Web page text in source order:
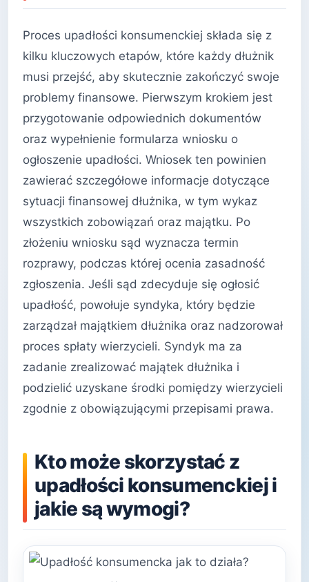
Proces upadłości konsumenckiej składa się z
kilku kluczowych etapów, które każdy dłużnik
musi przejść, aby skutecznie zakończyć swoje
problemy finansowe. Pierwszym krokiem jest
przygotowanie odpowiednich dokumentów
oraz wypełnienie formularza wniosku o
ogłoszenie upadłości. Wniosek ten powinien
zawierać szczegółowe informacje dotyczące
sytuacji finansowej dłużnika, w tym wykaz
wszystkich zobowiązań oraz majątku. Po
złożeniu wniosku sąd wyznacza termin
rozprawy, podczas której ocenia zasadność
zgłoszenia. Jeśli sąd zdecyduje się ogłosić
upadłość, powołuje syndyka, który będzie
zarządzał majątkiem dłużnika oraz nadzorował
proces spłaty wierzycieli. Syndyk ma za
zadanie zrealizować majątek dłużnika i
podzielić uzyskane środki pomiędzy wierzycieli
zgodnie z obowiązującymi przepisami prawa.
Kto może skorzystać z
upadłości konsumenckiej i
jakie są wymogi?